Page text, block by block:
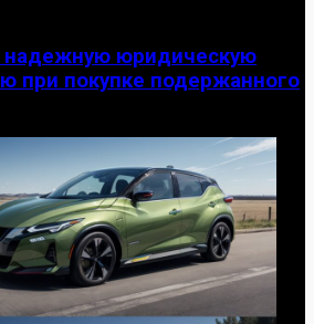
надежную юридическую
при покупке подержанного